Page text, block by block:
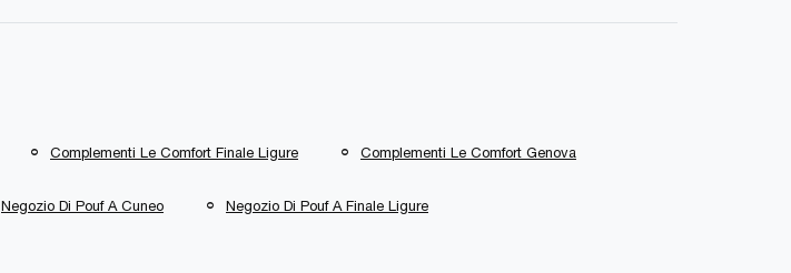
Complementi Le Comfort Finale Ligure Complementi Le Comfort Genova
Negozio Di Pouf A Cuneo Negozio Di Pouf A Finale Ligure